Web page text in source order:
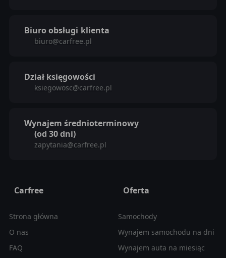
Biuro obsługi klienta
biuro@carfree.pl
Dział księgowości
ksiegowosc@carfree.pl
Wynajem średnioterminowy
(od 30 dni)
zapytania@carfree.pl
Carfree
Strona główna
O nas
FAQ
Oferta
Samochody
Wynajem samochodu na dni
Wynajem auta na miesiąc